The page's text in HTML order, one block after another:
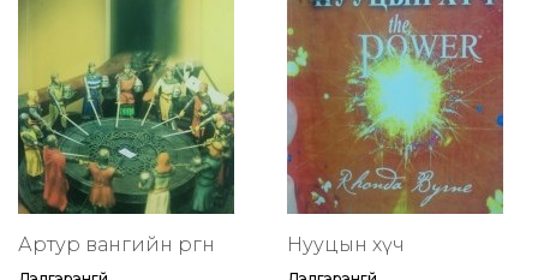
Артур вангийн өргөөнөө Нууцын хүч